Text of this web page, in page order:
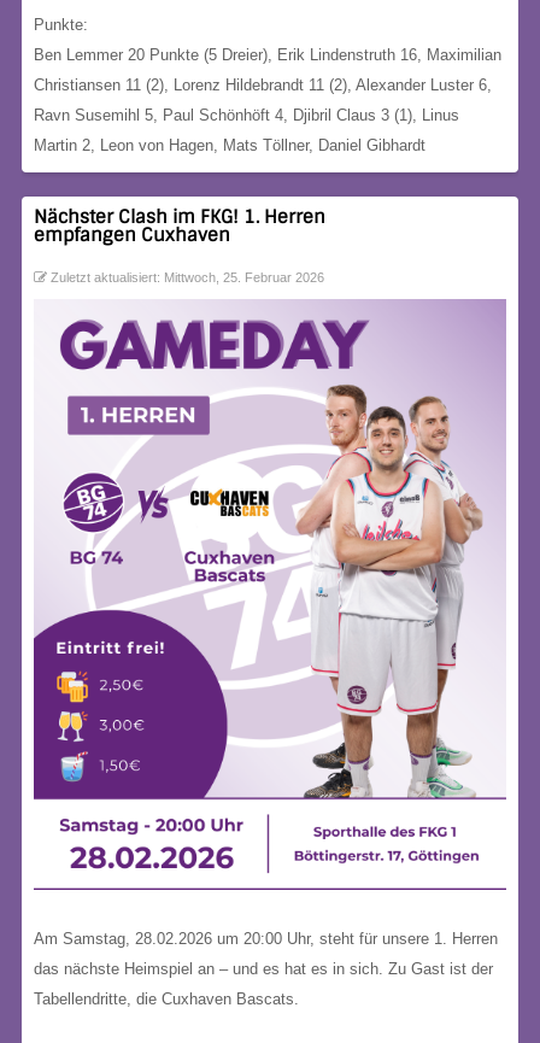
Punkte:
Ben Lemmer 20 Punkte (5 Dreier), Erik Lindenstruth 16, Maximilian
Christiansen 11 (2), Lorenz Hildebrandt 11 (2), Alexander Luster 6,
Ravn Susemihl 5, Paul Schönhöft 4, Djibril Claus 3 (1), Linus
Martin 2, Leon von Hagen, Mats Töllner, Daniel Gibhardt
Nächster Clash im FKG! 1. Herren
empfangen Cuxhaven
Zuletzt aktualisiert: Mittwoch, 25. Februar 2026
Am Samstag, 28.02.2026 um 20:00 Uhr, steht für unsere 1. Herren
das nächste Heimspiel an – und es hat es in sich. Zu Gast ist der
Tabellendritte, die Cuxhaven Bascats.